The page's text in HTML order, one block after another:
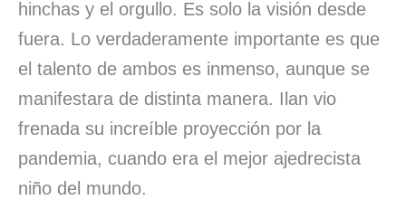
hinchas y el orgullo. Es solo la visión desde
fuera. Lo verdaderamente importante es que
el talento de ambos es inmenso, aunque se
manifestara de distinta manera. Ilan vio
frenada su increíble proyección por la
pandemia, cuando era el mejor ajedrecista
niño del mundo.